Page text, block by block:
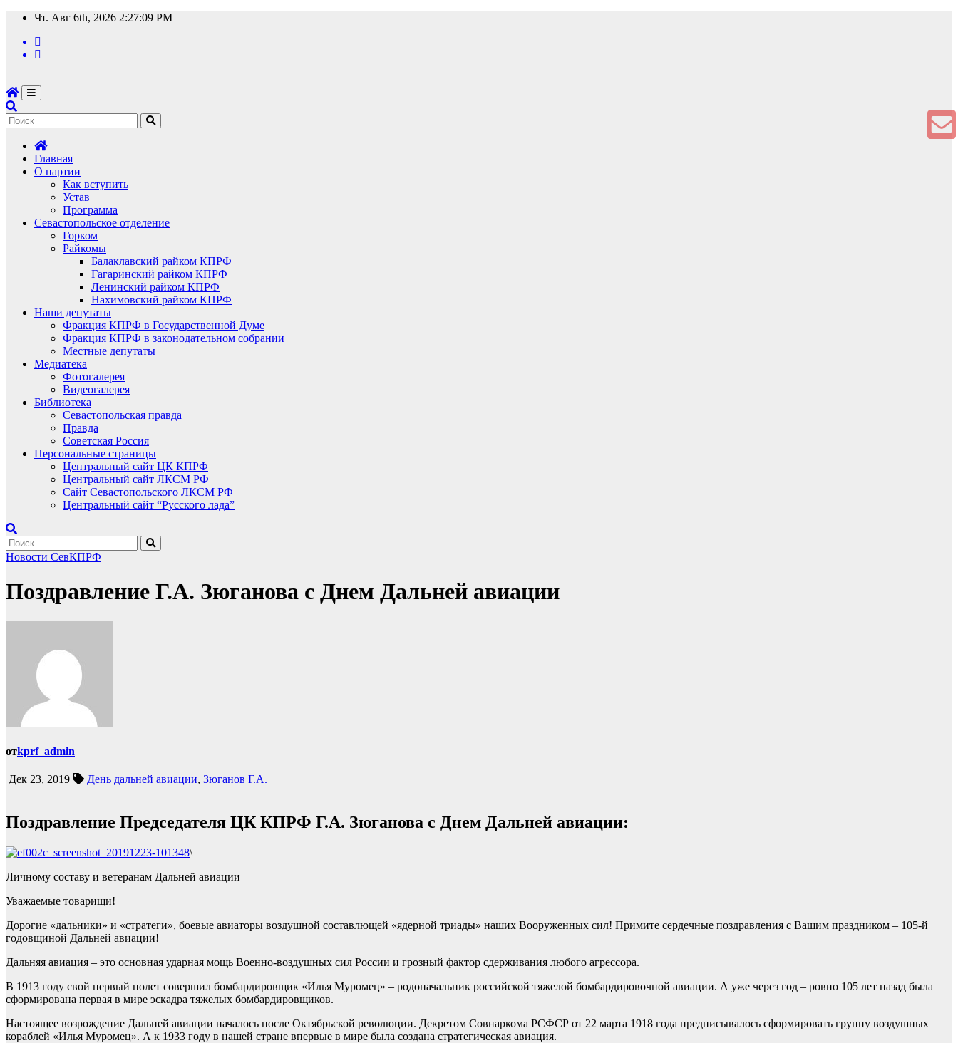
Перейти
содержимому
Чт. Авг 6th, 2026 2:27:10 PM
Главная
О партии
Как вступить
Устав
Программа
Севастопольское отделение
Горком
Райкомы
Балаклавский райком КПРФ
Гагаринский райком КПРФ
Ленинский райком КПРФ
Нахимовский райком КПРФ
Наши депутаты
Фракция КПРФ в Государственной Думе
Фракция КПРФ в законодательном собрании
Местные депутаты
Медиатека
Фотогалерея
Видеогалерея
Библиотека
Севастопольская правда
Правда
Советская Россия
Персональные страницы
Центральный сайт ЦК КПРФ
Центральный сайт ЛКСМ РФ
Сайт Севастопольского ЛКСМ РФ
Центральный сайт “Русского лада”
Новости СевКПРФ
Поздравление Г.А. Зюганова с Днем Дальней авиации
отkprf_admin
Дек 23, 2019 День дальней авиации, Зюганов Г.А.
Поздравление Председателя ЦК КПРФ Г.А. Зюганова с Днем Дальней авиации:
\
Личному составу и ветеранам Дальней авиации
Уважаемые товарищи!
Дорогие «дальники» и «стратеги», боевые авиаторы воздушной составлющей «ядерной триады» наших Вооруженных сил! Примите сердечные поздравления с Вашим праздником – 105-й
годовщиной Дальней авиации!
Дальняя авиация – это основная ударная мощь Военно-воздушных сил России и грозный фактор сдерживания любого агрессора.
В 1913 году свой первый полет совершил бомбардировщик «Илья Муромец» – родоначальник российской тяжелой бомбардировочной авиации. А уже через год – ровно 105 лет назад была
сформирована первая в мире эскадра тяжелых бомбардировщиков.
Настоящее возрождение Дальней авиации началось после Октябрьской революции. Декретом Совнаркома РСФСР от 22 марта 1918 года предписывалось сформировать группу воздушных
кораблей «Илья Муромец». А к 1933 году в нашей стране впервые в мире была создана стратегическая авиация.